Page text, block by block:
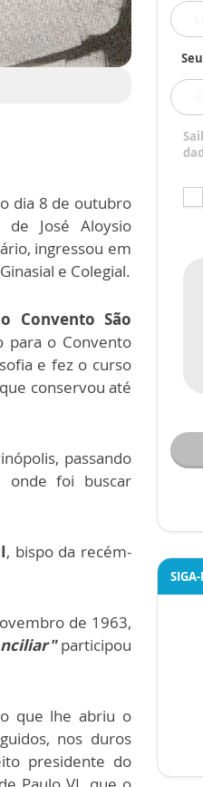
dia 8 de outubro
de José Aloysio
ingressou em
e Colegial.
Convento São
para o Convento
e fez o curso
conservou até
passando
onde foi buscar
, bispo da recém-
de 1963,
participou
que lhe abriu o
nos duros
presidente do